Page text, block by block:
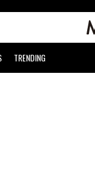
TRENDING